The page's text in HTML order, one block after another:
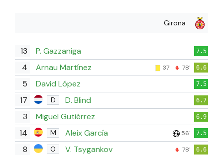
Girona
13 P. Gazzaniga 7.5
4 Arnau Martínez 37' 78' 6.6
5 David López 7.5
17 D D. Blind 6.7
3 Miguel Gutiérrez 6.9
14 M Aleix García 56' 7.5
8 O V. Tsygankov 78' 6.6